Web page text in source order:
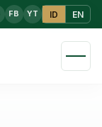
FB YT ID EN